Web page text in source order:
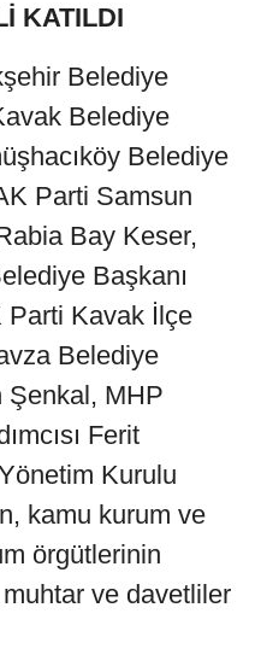
KATILDI
Belediye
Belediye
Belediye
Parti Samsun
Bay Keser,
Başkanı
Parti Kavak İlçe
Belediye
Şenkal, MHP
Ferit
Kurulu
kamu kurum ve
örgütlerinin
ve davetliler